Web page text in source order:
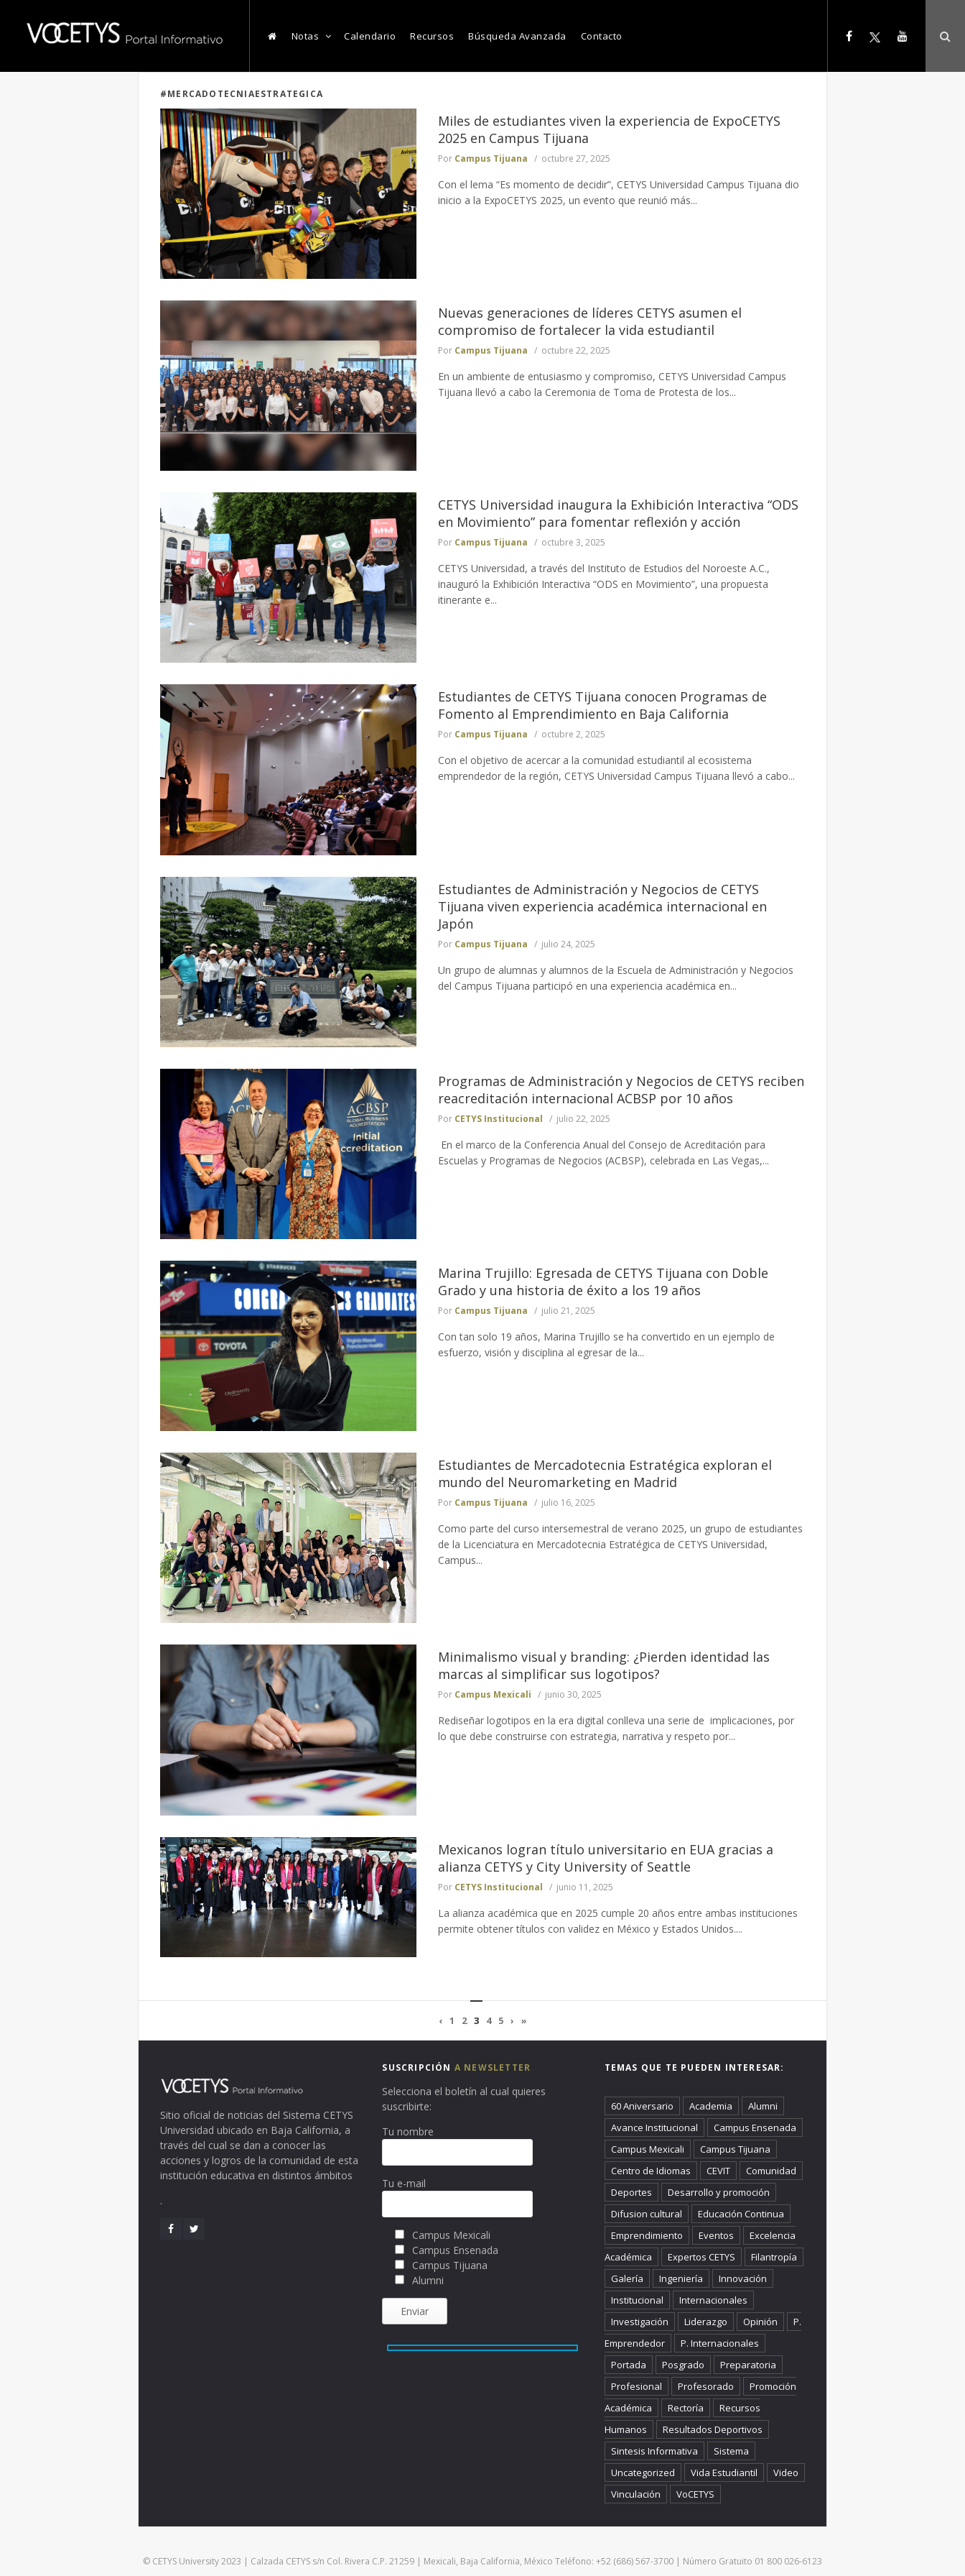
Notas Calendario Recursos Búsqueda Avanzada Contacto
#MERCADOTECNIAESTRATEGICA
Miles de estudiantes viven la experiencia de ExpoCETYS
2025 en Campus Tijuana
Por Campus Tijuana octubre 27, 2025
Con el lema “Es momento de decidir”, CETYS Universidad Campus Tijuana dio
inicio a la ExpoCETYS 2025, un evento que reunió más...
Nuevas generaciones de líderes CETYS asumen el
compromiso de fortalecer la vida estudiantil
Por Campus Tijuana octubre 22, 2025
En un ambiente de entusiasmo y compromiso, CETYS Universidad Campus
Tijuana llevó a cabo la Ceremonia de Toma de Protesta de los...
CETYS Universidad inaugura la Exhibición Interactiva “ODS
en Movimiento” para fomentar reflexión y acción
Por Campus Tijuana octubre 3, 2025
CETYS Universidad, a través del Instituto de Estudios del Noroeste A.C.,
inauguró la Exhibición Interactiva “ODS en Movimiento”, una propuesta
itinerante e...
Estudiantes de CETYS Tijuana conocen Programas de
Fomento al Emprendimiento en Baja California
Por Campus Tijuana octubre 2, 2025
Con el objetivo de acercar a la comunidad estudiantil al ecosistema
emprendedor de la región, CETYS Universidad Campus Tijuana llevó a cabo...
Estudiantes de Administración y Negocios de CETYS
Tijuana viven experiencia académica internacional en
Japón
Por Campus Tijuana julio 24, 2025
Un grupo de alumnas y alumnos de la Escuela de Administración y Negocios
del Campus Tijuana participó en una experiencia académica en...
Programas de Administración y Negocios de CETYS reciben
reacreditación internacional ACBSP por 10 años
Por CETYS Institucional julio 22, 2025
En el marco de la Conferencia Anual del Consejo de Acreditación para
Escuelas y Programas de Negocios (ACBSP), celebrada en Las Vegas,...
Marina Trujillo: Egresada de CETYS Tijuana con Doble
Grado y una historia de éxito a los 19 años
Por Campus Tijuana julio 21, 2025
Con tan solo 19 años, Marina Trujillo se ha convertido en un ejemplo de
esfuerzo, visión y disciplina al egresar de la...
Estudiantes de Mercadotecnia Estratégica exploran el
mundo del Neuromarketing en Madrid
Por Campus Tijuana julio 16, 2025
Como parte del curso intersemestral de verano 2025, un grupo de estudiantes
de la Licenciatura en Mercadotecnia Estratégica de CETYS Universidad,
Campus...
Minimalismo visual y branding: ¿Pierden identidad las
marcas al simplificar sus logotipos?
Por Campus Mexicali junio 30, 2025
Rediseñar logotipos en la era digital conlleva una serie de implicaciones, por
lo que debe construirse con estrategia, narrativa y respeto por...
Mexicanos logran título universitario en EUA gracias a
alianza CETYS y City University of Seattle
Por CETYS Institucional junio 11, 2025
La alianza académica que en 2025 cumple 20 años entre ambas instituciones
permite obtener títulos con validez en México y Estados Unidos....
‹ 1 2 3 4 5 › »
Sitio oficial de noticias del Sistema CETYS
Universidad ubicado en Baja California, a
través del cual se dan a conocer las
acciones y logros de la comunidad de esta
institución educativa en distintos ámbitos
.
SUSCRIPCIÓN A NEWSLETTER
Selecciona el boletín al cual quieres
suscribirte:
Tu nombre
Tu e-mail
Campus Mexicali
Campus Ensenada
Campus Tijuana
Alumni
TEMAS QUE TE PUEDEN INTERESAR:
60 Aniversario Academia
Alumni
Avance Institucional
Campus Ensenada
Campus Mexicali
Campus Tijuana
Centro de Idiomas
CEVIT
Comunidad
Deportes
Desarrollo y promoción
Difusion cultural
Educación Continua
Emprendimiento
Eventos
Excelencia
Académica
Expertos CETYS
Filantropía
Galería
Ingeniería
Innovación
Institucional
Internacionales
Investigación
Liderazgo Opinión
P.
Emprendedor
P. Internacionales
Portada
Posgrado
Preparatoria
Profesional
Profesorado
Promoción
Académica
Rectoría
Recursos
Humanos
Resultados Deportivos
Sintesis Informativa
Sistema
Uncategorized
Vida Estudiantil
Video
Vinculación
VoCETYS
© CETYS University 2023 | Calzada CETYS s/n Col. Rivera C.P. 21259 | Mexicali, Baja California, México Teléfono: +52 (686) 567-3700 | Número Gratuito 01 800 026-6123